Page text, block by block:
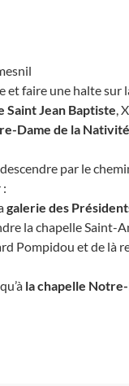
faire une halte sur
Saint Jean Baptiste ,
Dame de la Nativité
par le
galerie des
la chapelle Saint-
Pompidou et de là
la chapelle